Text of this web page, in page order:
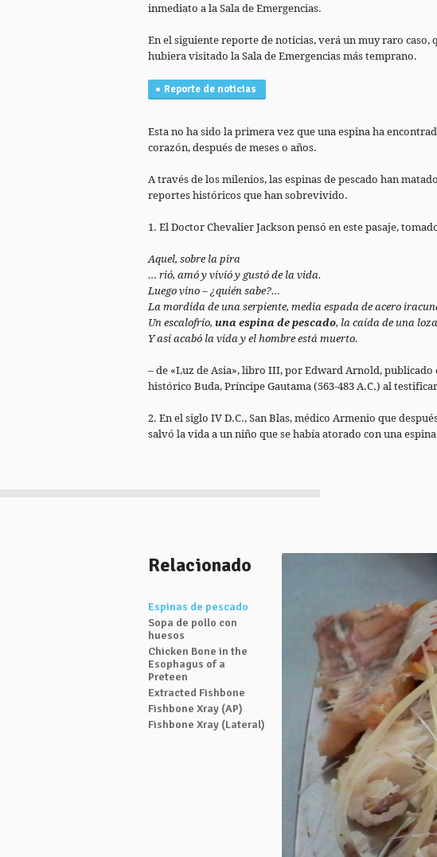
inmediato a la Sala de Emergencias.
En el siguiente reporte de noticias, verá un muy raro
hubiera visitado la Sala de Emergencias más temprano.
Reporte de noticias
Esta no ha sido la primera vez que una espina ha
corazón, después de meses o años.
A través de los milenios, las espinas de pescado han
reportes históricos que han sobrevivido.
1. El Doctor Chevalier Jackson pensó en este pasaje,
Aquel, sobre la pira
… rió, amó y vivió y gustó de la vida.
Luego vino – ¿quién sabe?…
La mordida de una serpiente, media espada de acero
Un escalofrío, una espina de pescado, la caída de una
Y así acabó la vida y el hombre está muerto.
– de «Luz de Asia», libro III, por Edward Arnold,
histórico Buda, Príncipe Gautama (563-483 A.C.) al
2. En el siglo IV D.C., San Blas, médico Armenio que
salvó la vida a un niño que se había atorado con una
Relacionado
Espinas de pescado
Sopa de pollo con
huesos
Chicken Bone in the
Esophagus of a
Preteen
Extracted Fishbone
Fishbone Xray (AP)
Fishbone Xray (Lateral)